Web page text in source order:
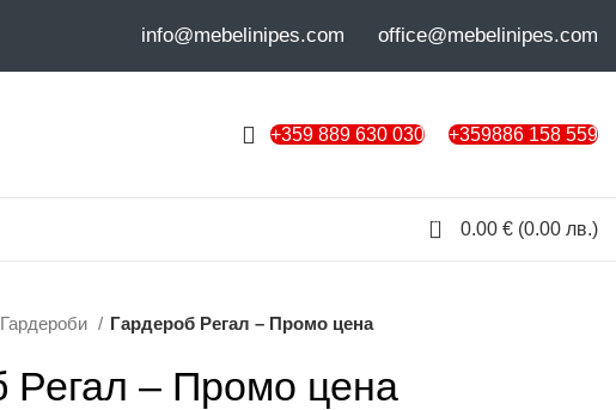
info@mebelinipes.com office@mebelinipes.com
+359 889 630 030 +359886 158 559
0 0.00 € (0.00 лв.)
Гардероби Гардероб Регал – Промо цена
Регал – Промо цена